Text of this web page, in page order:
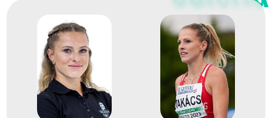
Atlétikai világbajnokság
Takács Boglárka
Rövidtávfutás 4x100 m váltó